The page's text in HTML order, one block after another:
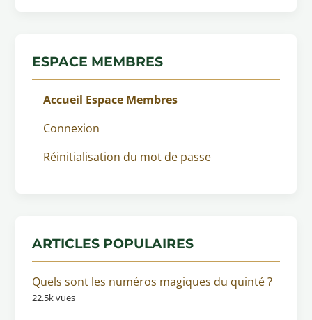
ESPACE MEMBRES
Accueil Espace Membres
Connexion
Réinitialisation du mot de passe
ARTICLES POPULAIRES
Quels sont les numéros magiques du quinté ?
22.5k vues